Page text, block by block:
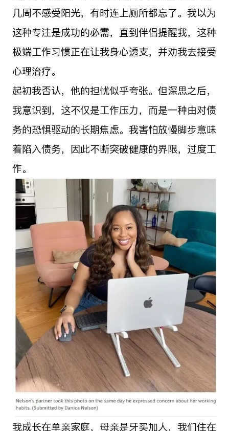
几周不感受阳光，有时连上厕所都忘了。我以为
这种专注是成功的必需，直到伴侣提醒我，这种
极端工作习惯正在让我身心透支，并劝我去接受
心理治疗。
起初我否认，他的担忧似乎夸张。但深思之后，
我意识到，这不仅是工作压力，而是一种由对债
务的恐惧驱动的长期焦虑。我害怕放慢脚步意味
着陷入债务，因此不断突破健康的界限，过度工
作。
我成长在单亲家庭，母亲是牙买加人，我们住在